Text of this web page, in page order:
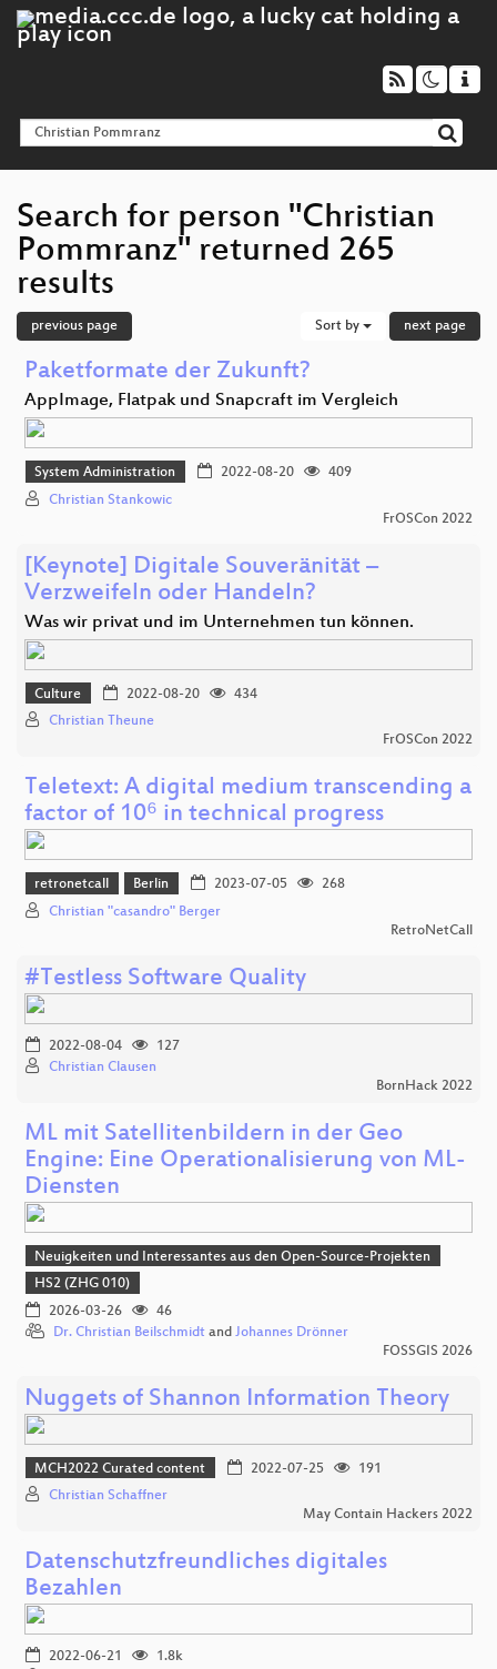
Search for person "Christian
Pommranz" returned 265
results
previous page Sort by next page
Paketformate der Zukunft?
AppImage, Flatpak und Snapcraft im Vergleich
System Administration 2022-08-20
409
Christian Stankowic
FrOSCon 2022
[Keynote] Digitale Souveränität –
Verzweifeln oder Handeln?
Was wir privat und im Unternehmen tun können.
Culture 2022-08-20
434
Christian Theune
FrOSCon 2022
Teletext: A digital medium transcending a
factor of 10⁶ in technical progress
retronetcall Berlin 2023-07-05
268
Christian "casandro" Berger
RetroNetCall
#Testless Software Quality
2022-08-04
127
Christian Clausen
BornHack 2022
ML mit Satellitenbildern in der Geo
Engine: Eine Operationalisierung von ML-
Diensten
Neuigkeiten und Interessantes aus den Open-Source-Projekten
HS2 (ZHG 010)
2026-03-26
46
Dr. Christian Beilschmidt and Johannes Drönner
FOSSGIS 2026
Nuggets of Shannon Information Theory
MCH2022 Curated content 2022-07-25
191
Christian Schaffner
May Contain Hackers 2022
Datenschutzfreundliches digitales
Bezahlen
2022-06-21
1.8k